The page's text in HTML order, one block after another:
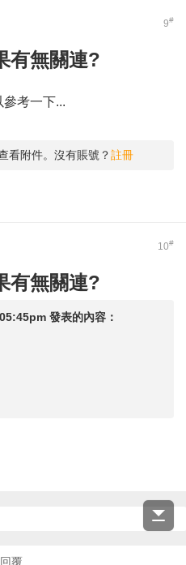
9#
有無關連?
考一下...
看附件。沒有賬號？註冊
10#
有無關連?
發表的內容：
回覆